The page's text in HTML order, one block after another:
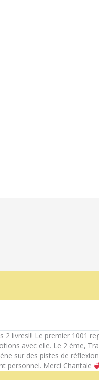
2 livres!!! Le premier 1001
avec elle. Le 2 ème,
sur des pistes de
personnel. Merci Chantale